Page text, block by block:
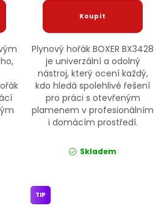
Plynový hořák BOXER BX3428
je univerzální a odolný
nástroj, který ocení každý,
kdo hledá spolehlivé řešení
pro práci s otevřeným
plamenem v profesionálním
i domácím prostředí.
Skladem
TIP